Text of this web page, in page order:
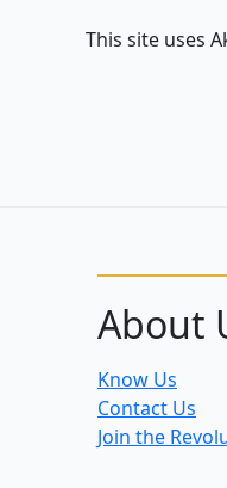
This site uses
About
Know Us
Contact Us
Join the